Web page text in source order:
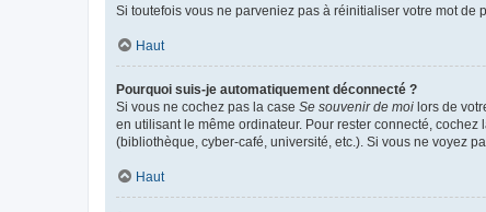
Si toutefois vous ne parveniez pas à réinitialiser votre mot de
Haut
Pourquoi suis-je automatiquement déconnecté ?
Si vous ne cochez pas la case Se souvenir de moi lors de
en utilisant le même ordinateur. Pour rester connecté, cochez
(bibliothèque, cyber-café, université, etc.). Si vous ne voyez
Haut